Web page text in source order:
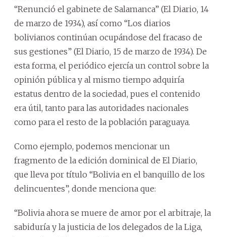
“Renunció el gabinete de Salamanca” (El Diario, 14
de marzo de 1934), así como “Los diarios
bolivianos continúan ocupándose del fracaso de
sus gestiones” (El Diario, 15 de marzo de 1934). De
esta forma, el periódico ejercía un control sobre la
opinión pública y al mismo tiempo adquiría
estatus dentro de la sociedad, pues el contenido
era útil, tanto para las autoridades nacionales
como para el resto de la población paraguaya.
Como ejemplo, podemos mencionar un
fragmento de la edición dominical de El Diario,
que lleva por título “Bolivia en el banquillo de los
delincuentes”, donde menciona que:
“Bolivia ahora se muere de amor por el arbitraje, la
sabiduría y la justicia de los delegados de la Liga,